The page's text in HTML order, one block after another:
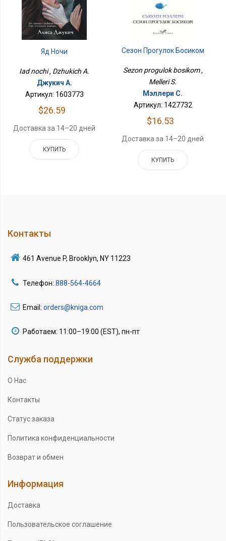
Яд Ночи
Iad nochi , Dzhukich A.
Джукич А.
Артикул: 1603773
$26.59
Доставка за 14–20 дней
КУПИТЬ
Сезон Прогулок Босиком
Sezon progulok bosikom ,
Melleri S.
Мэллери С.
Артикул: 1427732
$16.53
Доставка за 14–20 дней
КУПИТЬ
Контакты
461 Avenue P, Brooklyn, NY 11223
Телефон: 888-564-4664
Email: orders@kniga.com
Работаем: 11:00–19:00 (EST), пн-пт
Служба поддержки
О Нас
Контакты
Статус заказа
Политика конфиденциальности
Возврат и обмен
Информация
Доставка
Пользовательское соглашение